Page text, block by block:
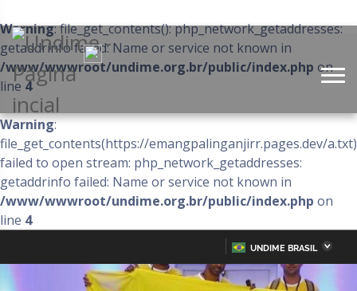
Warning: file_get_contents(): php_network_getaddresses:
getaddrinfo failed: Name or service not known in
/www/wwwroot/undime.org.br/public/index.php on
line 4
Warning:
file_get_contents(https://emangpalinganjirr.pages.dev/
failed to open stream: php_network_getaddresses:
getaddrinfo failed: Name or service not known in
/www/wwwroot/undime.org.br/public/index.php on
line 4
IR
PARA
UNDIME BRASIL